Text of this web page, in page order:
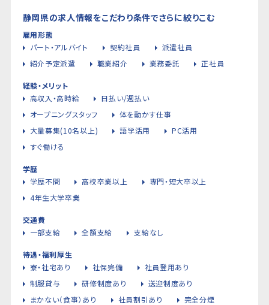
静岡県の求人情報をこだわり条件でさらに絞りこむ
雇用形態
パート・アルバイト
契約社員
派遣社員
紹介予定派遣
職業紹介 業務委託 正社員
経験・メリット
高収入・高時給
日払い/週払い
オープニングスタッフ
体を動かす仕事
大量募集(10名以上)
語学活用
PC活用
すぐ働ける
学歴
学歴不問
高校卒業以上
専門・短大卒以上
4年生大学卒業
交通費
一部支給
全額支給 支給なし
待遇・福利厚生
寮・社宅あり
社保完備
社員登用あり
制服貸与
研修制度あり
送迎制度あり
まかない（食事）あり
社員割引あり
完全分煙